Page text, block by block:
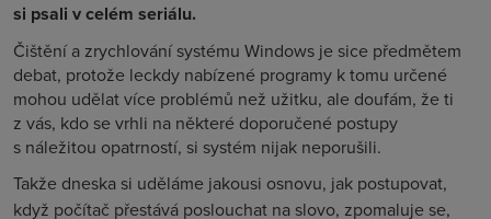
si psali v celém seriálu.
Čištění a zrychlování systému Windows je sice předmětem
debat, protože leckdy nabízené programy k tomu určené
mohou udělat více problémů než užitku, ale doufám, že ti
z vás, kdo se vrhli na některé doporučené postupy
s náležitou opatrností, si systém nijak neporušili.
Takže dneska si uděláme jakousi osnovu, jak postupovat,
když počítač přestává poslouchat na slovo, zpomaluje se,